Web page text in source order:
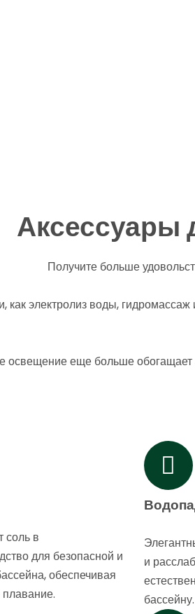
Аксессуары
Получите больше
как электролиз воды,
освещение еще больше обогащает
соль в
для безопасной и
обеспечивая
и
бассейну.